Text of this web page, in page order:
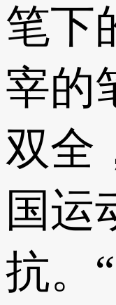
笔下
宰的
双全
国运
抗。